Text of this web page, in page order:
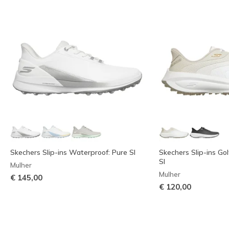
Skechers Slip-ins Waterproof: Pure SI
Mulher
€ 145,00
Skechers Slip-ins
SI
Mulher
€ 120,00